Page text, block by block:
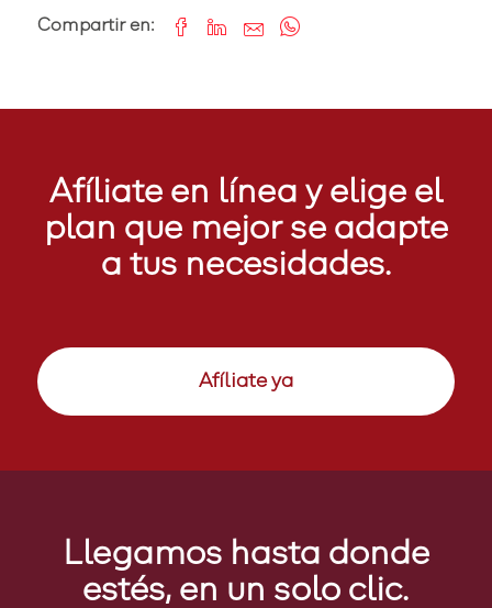
Compartir en:
Afíliate en línea y elige el
plan que mejor se adapte
a tus necesidades.
Afíliate ya
Llegamos hasta donde
estés, en un solo clic.